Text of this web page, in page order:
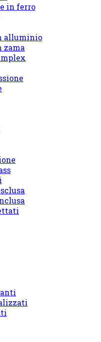
in ferro
alluminio
zama